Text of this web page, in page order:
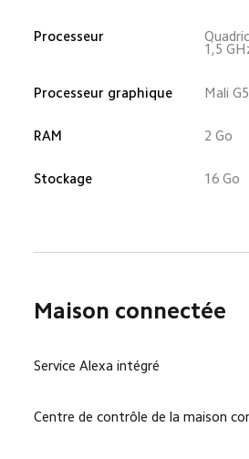
Processeur
1,5
Processeur graphique Mali
RAM 2 Go
Stockage 16 Go
Maison connectée
Service Alexa intégré
Centre de contrôle de la maison